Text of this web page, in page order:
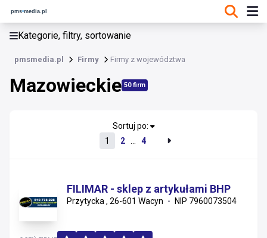
Kategorie, filtry, sortowanie
pmsmedia.pl Firmy Firmy z województwa
Mazowieckie 50 firm
Firmy
Pomorskie
Sortuj po:
1
2 4
FILIMAR - sklep z artykułami BHP
Przytycka , 26-601 Wacyn NIP 7960073504